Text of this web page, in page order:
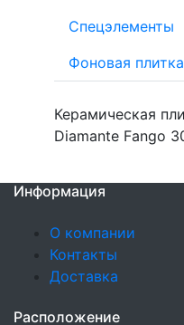
Спецэлементы
Фоновая
Керамическая
Diamante Fango
Информация
О компании
Контакты
Доставка
Расположение